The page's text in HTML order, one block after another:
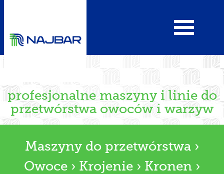
profesjonalne maszyny i linie do
przetwórstwa owoców i warzyw
Maszyny do przetwórstwa ›
Owoce › Krojenie › Kronen ›